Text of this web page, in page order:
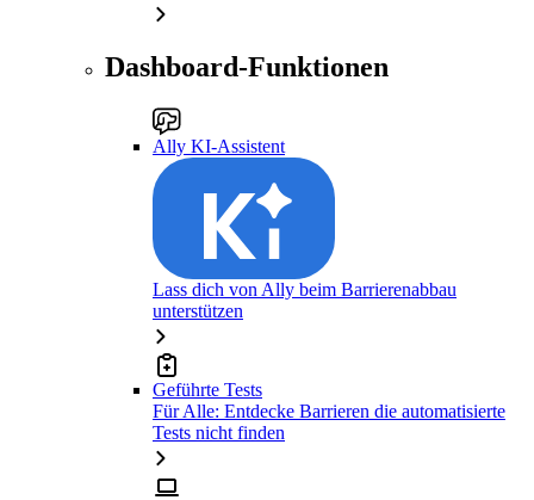
Dashboard-Funktionen
Ally KI-Assistent
Lass dich von Ally beim Barrierenabbau
unterstützen
Geführte Tests
Für Alle: Entdecke Barrieren die automatisierte
Tests nicht finden